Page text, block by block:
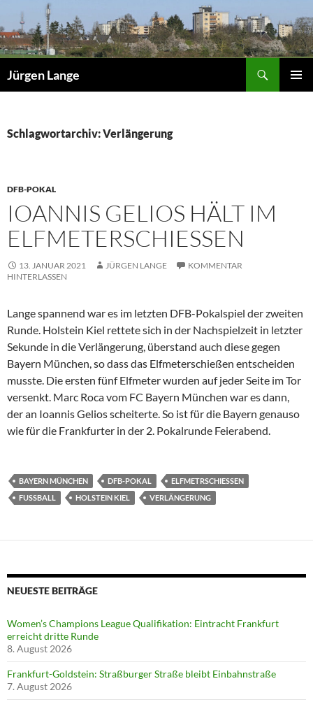
Inhalt
springen
Jürgen Lange
Schlagwortarchiv: Verlängerung
DFB-POKAL
IOANNIS GELIOS HÄLT IM
ELFMETERSCHIESSEN
13. JANUAR 2021 JÜRGEN LANGE
KOMMENTAR
HINTERLASSEN
Lange spannend war es im letzten DFB-Pokalspiel der zweiten
Runde. Holstein Kiel rettete sich in der Nachspielzeit in letzter
Sekunde in die Verlängerung, überstand auch diese gegen
Bayern München, so dass das Elfmeterschießen entscheiden
musste. Die ersten fünf Elfmeter wurden auf jeder Seite im Tor
versenkt. Marc Roca vom FC Bayern München war es dann,
der an Ioannis Gelios scheiterte. So ist für die Bayern genauso
wie für die Frankfurter in der 2. Pokalrunde Feierabend.
BAYERN MÜNCHEN DFB-POKAL
ELFMETRSCHIESSEN
FUSSBALL
HOLSTEIN KIEL VERLÄNGERUNG
NEUESTE BEITRÄGE
Women’s Champions League Qualifikation: Eintracht Frankfurt
erreicht dritte Runde
8. August 2026
Frankfurt-Goldstein: Straßburger Straße bleibt Einbahnstraße
7. August 2026